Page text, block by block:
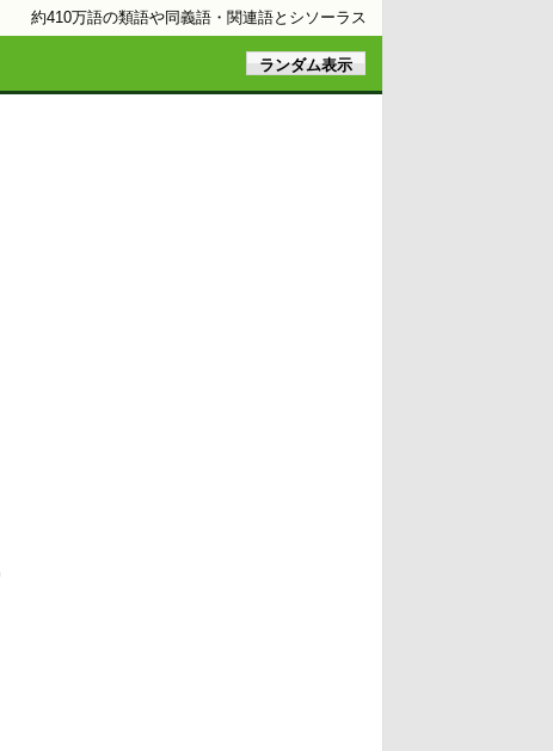
約410万語の類語や同義語・関連語とシソーラス